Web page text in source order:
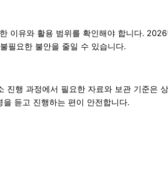
이유와 활용 범위를 확인해야 합니다.
필요한 불안을 줄일 수 있습니다.
진행 과정에서 필요한 자료와 보관 기준은
듣고 진행하는 편이 안전합니다.